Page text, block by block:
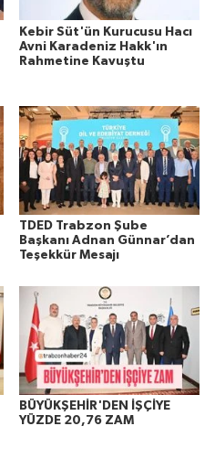
Kebir Süt'ün Kurucusu Hacı
Avni Karadeniz Hakk'ın
Rahmetine Kavuştu
TDED Trabzon Şube
Başkanı Adnan Günnar’dan
Teşekkür Mesajı
BÜYÜKŞEHİR'DEN İŞÇİYE
YÜZDE 20,76 ZAM